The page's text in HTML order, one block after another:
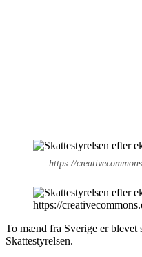
https://
https://
To mænd fra Sverige er blevet
Skattestyrelsen.